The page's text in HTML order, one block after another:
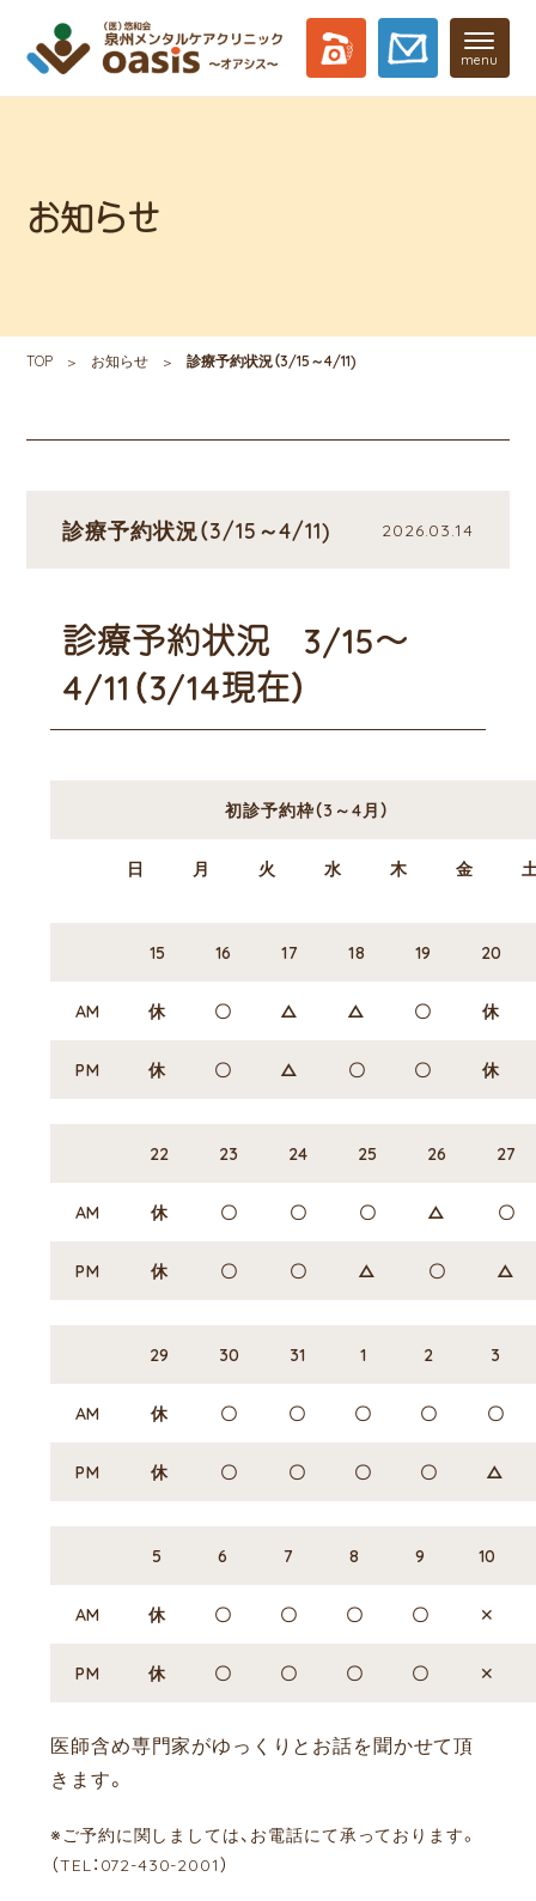
menu
お知らせ
TOP お知らせ 診療予約状況（3/15～4/11)
診療予約状況（3/15～4/11) 2026.03.14
診療予約状況 3/15～
4/11（3/14現在）
初診予約枠（3～4月）
日 月 火 水 木 金
15 16 17 18 19 20
AM 休 〇 △ △ 〇 休
PM 休 〇 △ 〇 〇 休
22 23 24 25 26 27
AM 休 〇 〇 〇 △ 〇
PM 休 〇 〇 △ 〇 △
29 30 31 1 2 3
AM 休 〇 〇 〇 〇 〇
PM 休 〇 〇 〇 〇 △
5 6 7 8 9 10
AM 休 〇 〇 〇 〇 ✕
PM 休 〇 〇 〇 〇 ✕
医師含め専門家がゆっくりとお話を聞かせて頂
きます。
※ご予約に関しましては、お電話にて承っております。
（TEL：072-430-2001）